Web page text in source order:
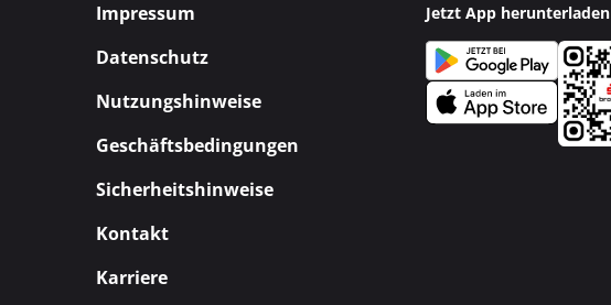
Impressum
Datenschutz
Nutzungshinweise
Geschäftsbedingungen
Sicherheitshinweise
Kontakt
Karriere
Jetzt App herunterladen